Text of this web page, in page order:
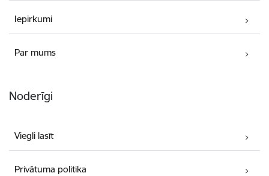
Iepirkumi
Par mums
Noderīgi
Viegli lasīt
Privātuma politika